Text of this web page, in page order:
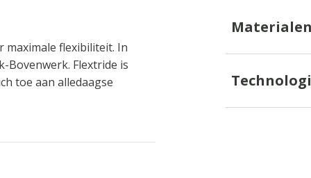
maximale flexibiliteit. In
Bovenwerk. Flextride is
toe aan alledaagse
Materialen